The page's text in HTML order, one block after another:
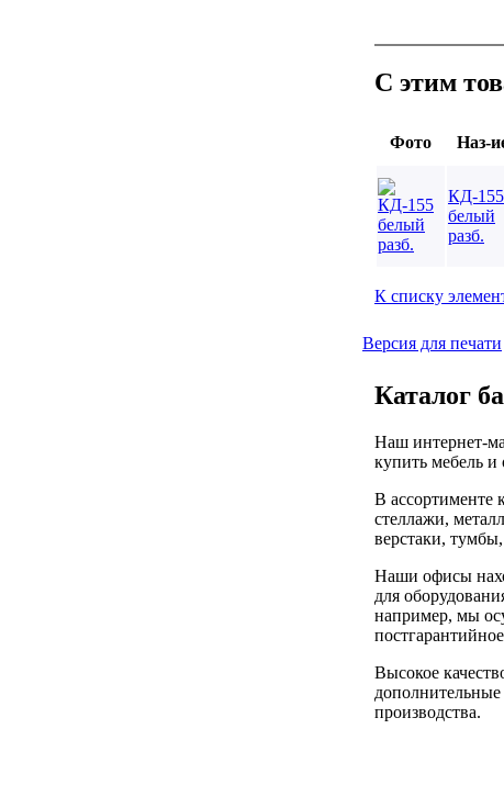
С этим
Фото Наз-
КД-155
белый
разб.
К списку
Версия для печати
Каталог
Наш интернет-
купить мебель и
В ассортименте
стеллажи,
верстаки,
Наши офисы
для
например, мы
Высокое
производства.